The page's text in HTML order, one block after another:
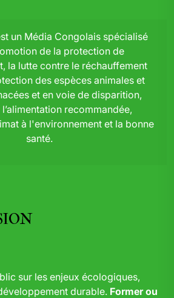
un Média Congolais spécialisé
de la protection de
la lutte contre le réchauffement
des espèces animales et
et en voie de disparition,
recommandée,
à l'environnement et la bonne
santé.
sur les enjeux écologiques,
durable. Former ou